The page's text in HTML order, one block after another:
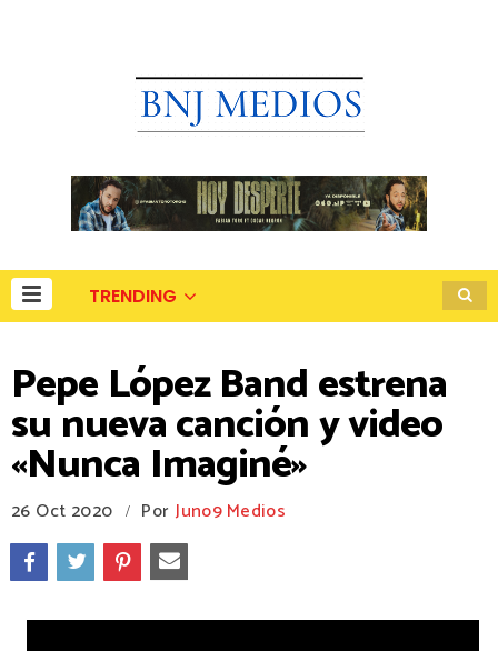
TRENDING
Pepe López Band estrena
su nueva canción y video
«Nunca Imaginé»
26 Oct 2020 / Por Juno9 Medios